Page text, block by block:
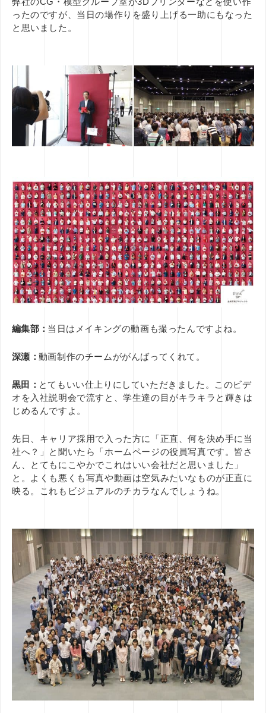
ったのですが、当日の場作りを盛り上げる一助にもなった
と思いました。
編集部：当日はメイキングの動画も撮ったんですよね。
深瀬：動画制作のチームががんばってくれて。
黒田： とてもいい仕上りにしていただきました。このビデ
オを入社説明会で流すと、学生達の目がキラキラと輝きは
じめるんですよ。
先日、キャリア採用で入った方に「正直、何を決め手に当
社へ？」と聞いたら「ホームページの役員写真です。皆さ
ん、とてもにこやかでこれはいい会社だと思いました」
と。よくも悪くも写真や動画は空気みたいなものが正直に
映る。これもビジュアルのチカラなんでしょうね。